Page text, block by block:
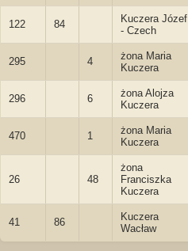
122 84
Kuczera Józef
- Czech
295 4
żona Maria
Kuczera
296 6
żona Alojza
Kuczera
470 1
żona Maria
Kuczera
26 48
żona
Franciszka
Kuczera
41 86
Kuczera
Wacław